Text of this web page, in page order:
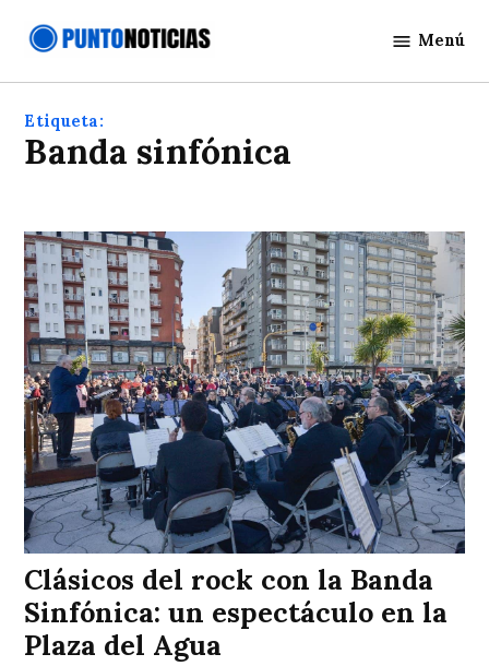
Noticias
Menú
Etiqueta:
banda sinfónica
Clásicos del rock con la Banda
Sinfónica: un espectáculo en la
Plaza del Agua